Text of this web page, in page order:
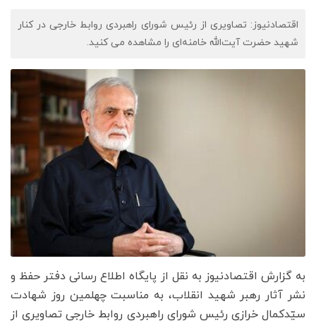
اقتصادنیوز: تصاویری از رئیس شورای راهبردی روابط خارجی در کنار
شهید حضرت آیت‌الله خامنه‌ای را مشاهده می کنید.
به گزارش اقتصادنیوز به نقل از پایگاه اطلاع رسانی دفتر حفظ و
نشر آثار رهبر شهید انقلاب، به مناسبت چهلمین روز شهادت
سیّدکمال خرازی رئیس شورای راهبردی روابط خارجی تصاویری از